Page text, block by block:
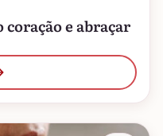
coração e abraçar